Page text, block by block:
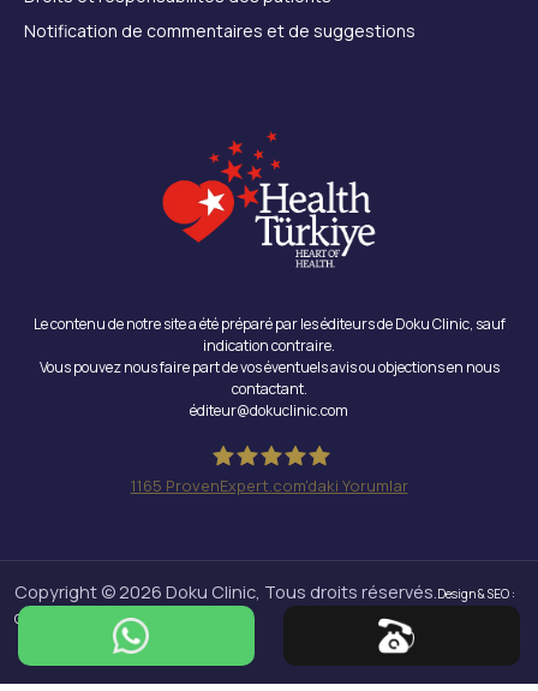
Notification de commentaires et de suggestions
Le contenu de notre site a été préparé par les éditeurs de Doku Clinic, sauf
indication contraire.
Vous pouvez nous faire part de vos éventuels avis ou objections en nous
contactant.
éditeur@dokuclinic.com
1165 ProvenExpert.com'daki Yorumlar
Copyright © 2026 Doku Clinic, Tous droits réservés.Design & SEO :
Crabs Media